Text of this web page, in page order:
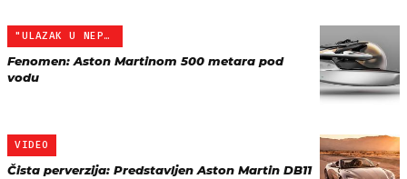
"ULAZAK U NEPOZNATE VODE"
Fenomen: Aston Martinom 500 metara pod
vodu
VIDEO
Čista perverzija: Predstavljen Aston Martin DB11